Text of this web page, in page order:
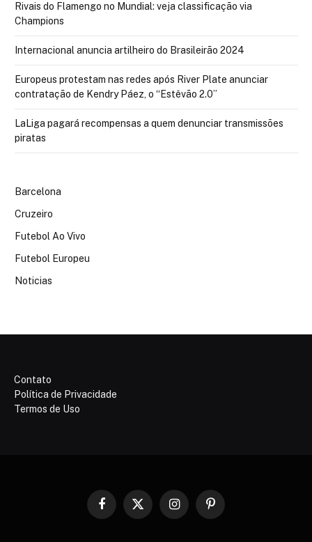
Rivais do Flamengo no Mundial: veja classificação via
Champions
Internacional anuncia artilheiro do Brasileirão 2024
Europeus protestam nas redes após River Plate anunciar
contratação de Kendry Páez, o “Estêvão 2.0”
LaLiga pagará recompensas a quem denunciar transmissões
piratas
Barcelona
Cruzeiro
Futebol Ao Vivo
Futebol Europeu
Noticias
Contato
Política de Privacidade
Termos de Uso
Facebook
X
InstagramPinterest